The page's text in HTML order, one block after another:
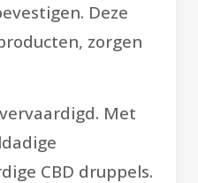
Deze
zorgen
Met
CBD druppels.